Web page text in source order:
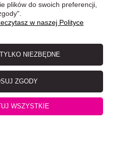
Kurczak i Tuńczyk 400g
plików do swoich preferencji,
w naszej Polityce
NIEZBĘDNE
ZGODY
WSZYSTKIE